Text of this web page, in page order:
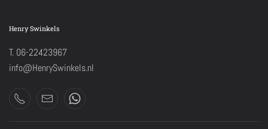
Henry Swinkels
T. 06-22423967
info@HenrySwinkels.nl